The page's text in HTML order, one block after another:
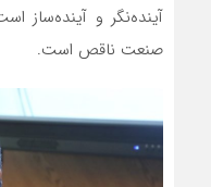
آینده‌نگر و آینده‌ساز
صنعت ناقص است.